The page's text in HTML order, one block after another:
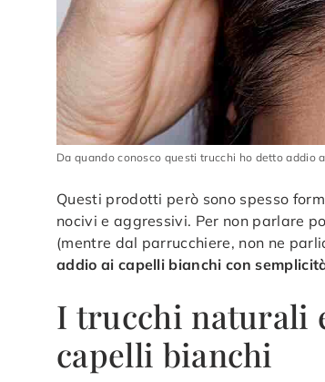
Da quando conosco questi trucchi ho detto
Questi prodotti però sono spesso
nocivi e aggressivi. Per non parlare
(mentre dal parrucchiere, non ne
addio ai capelli bianchi con
I trucchi naturali
capelli bianchi